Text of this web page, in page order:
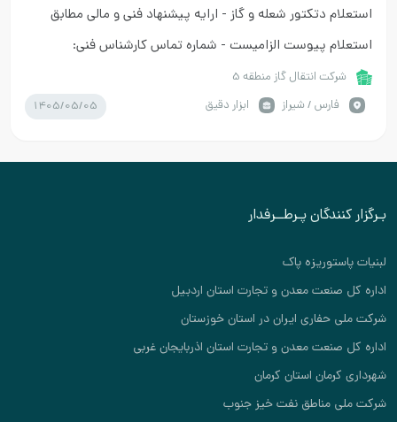
استعلام دتکتور شعله و گاز - ارایه پیشنهاد فنی و مالی مطابق
استعلام پیوست الزامیست - شماره تماس کارشناس فنی:
38135022-071شرکت انتقال گاز منطقه 5
فارس / شیراز
ابزار دقیق 1405/05/05
بـرگزار کنندگان پـرطــرفدار
لبنیات پاستوریزه پاک
اداره کل صنعت معدن و تجارت استان اردبیل
شرکت ملی حفاری ایران در استان خوزستان
اداره کل صنعت معدن و تجارت استان اذربایجان غربی
شهرداری کرمان استان کرمان
شرکت ملی مناطق نفت خیز جنوب